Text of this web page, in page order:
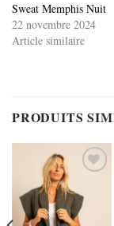
Sweat Memphis Nuit
22 novembre 2024
Article similaire
PRODUITS
Ajouter